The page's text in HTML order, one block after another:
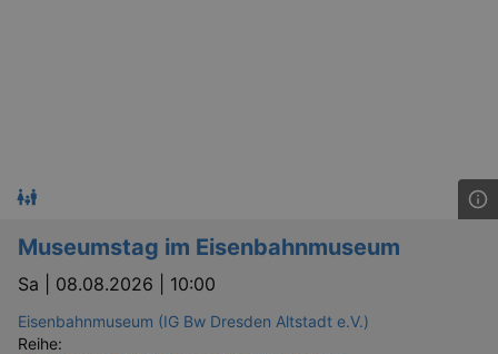
Museumstag im Eisenbahnmuseum
Sa | 08.08.2026 | 10:00
Eisenbahnmuseum (IG Bw Dresden Altstadt e.V.)
Reihe: